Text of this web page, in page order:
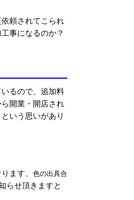
頼されてこられ
事になるのか？
るので、追加料
開業・開店され
いう思いがあり
ます、 色の出具合
らせ頂きますと